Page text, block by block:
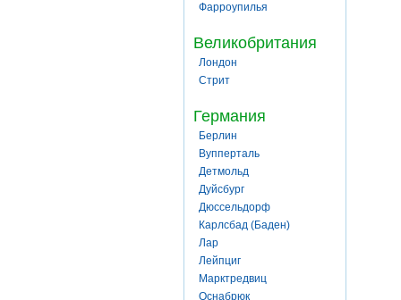
Фарроупилья
Великобритания
Лондон
Стрит
Германия
Берлин
Вупперталь
Детмольд
Дуйсбург
Дюссельдорф
Карлсбад (Баден)
Лар
Лейпциг
Марктредвиц
Оснабрюк